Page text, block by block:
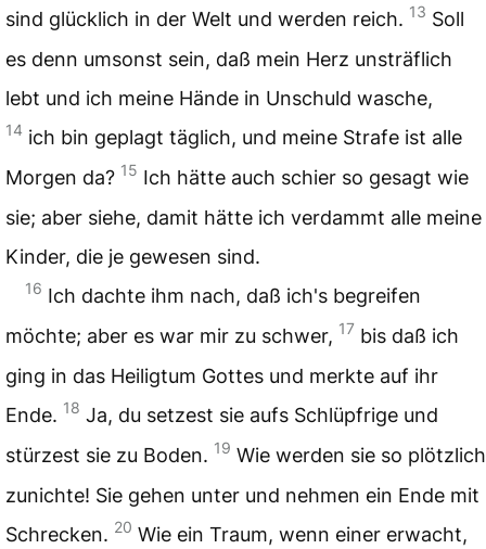
sind glücklich in der Welt und werden reich. 13 Soll
es denn umsonst sein, daß mein Herz unsträflich
lebt und ich meine Hände in Unschuld wasche,
14 ich bin geplagt täglich, und meine Strafe ist alle
Morgen da? 15 Ich hätte auch schier so gesagt wie
sie; aber siehe, damit hätte ich verdammt alle meine
Kinder, die je gewesen sind.
16 Ich dachte ihm nach, daß ich's begreifen
möchte; aber es war mir zu schwer, 17 bis daß ich
ging in das Heiligtum Gottes und merkte auf ihr
Ende. 18 Ja, du setzest sie aufs Schlüpfrige und
stürzest sie zu Boden. 19 Wie werden sie so plötzlich
zunichte! Sie gehen unter und nehmen ein Ende mit
Schrecken. 20 Wie ein Traum, wenn einer erwacht,